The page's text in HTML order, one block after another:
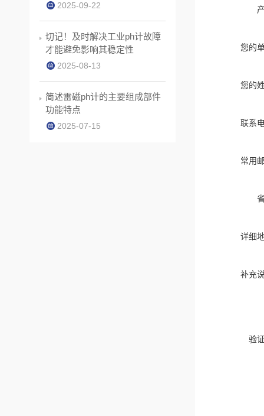
您的
您的
联系
常用
详细
补充
验
2025-09-22
切记！及时解决工业ph计故障
才能避免影响其稳定性
2025-08-13
简述雷磁ph计的主要组成部件
功能特点
2025-07-15